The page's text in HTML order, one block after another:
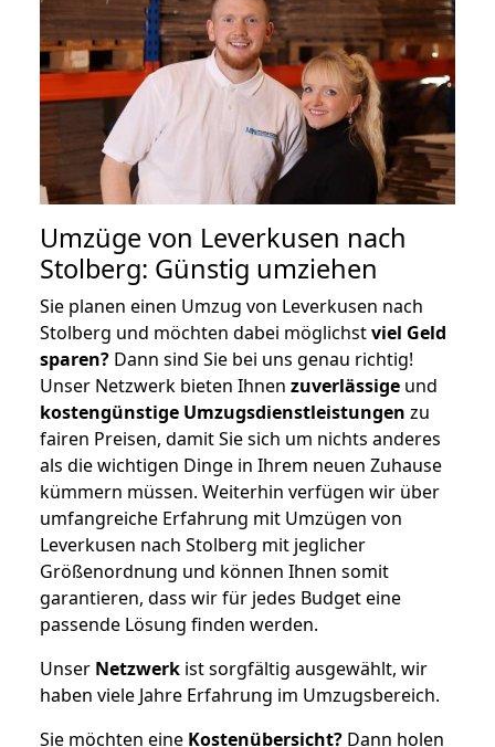
Umzüge von Leverkusen nach
Stolberg: Günstig umziehen
Sie planen einen Umzug von Leverkusen nach
Stolberg und möchten dabei möglichstviel Geld
sparen? Dann sind Sie bei uns genau richtig!
Unser Netzwerk bieten Ihnen zuverlässige und
kostengünstige Umzugsdienstleistungen zu
fairen Preisen, damit Sie sich um nichts anderes
als die wichtigen Dinge in Ihrem neuen Zuhause
kümmern müssen. Weiterhin verfügen wir über
umfangreiche Erfahrung mit Umzügen von
Leverkusen nach Stolberg mit jeglicher
Größenordnung und können Ihnen somit
garantieren, dass wir für jedes Budget eine
passende Lösung finden werden.
Unser Netzwerk ist sorgfältig ausgewählt, wir
haben viele Jahre Erfahrung im Umzugsbereich.
Sie möchten eine Kostenübersicht? Dann holen